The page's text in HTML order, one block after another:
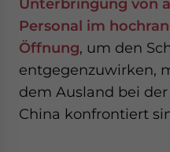
Unterbringung von
Personal im
Öffnung, um den
entgegenzuwirken,
dem Ausland bei
China konfrontiert
- case